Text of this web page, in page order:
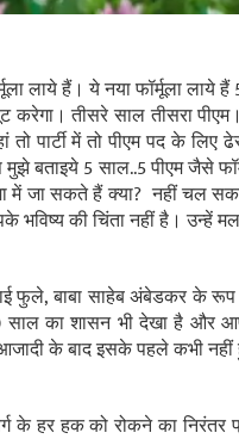
लाये हैं। ये नया फॉर्मूला लाये हैं
तीसरे साल तीसरा
पार्टी में तो पीएम पद के
बताइये 5 साल..5 पीएम जैसे
में जा सकते हैं क्या? नहीं चल
भविष्य की चिंता नहीं है। उन्हें
फुले, बाबा साहेब अंबेडकर के
का शासन भी देखा है और
के बाद इसके पहले कभी
के हर हक को रोकने का